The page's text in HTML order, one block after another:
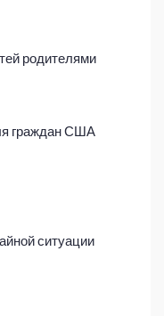
родителями
граждан США
ситуации